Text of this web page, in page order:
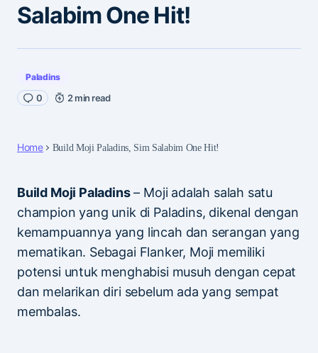
Salabim One Hit!
Paladins
0 2 min read
Home Build Moji Paladins, Sim Salabim One Hit!
Build Moji Paladins– Moji adalah salah satu
champion yang unik di Paladins, dikenal dengan
kemampuannya yang lincah dan serangan yang
mematikan. Sebagai Flanker, Moji memiliki
potensi untuk menghabisi musuh dengan cepat
dan melarikan diri sebelum ada yang sempat
membalas.